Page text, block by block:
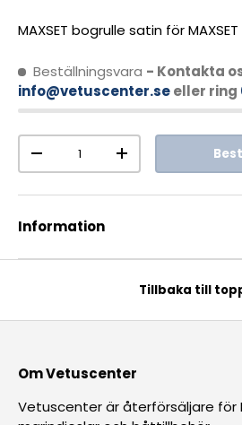
MAXSET bogrulle satin för
Beställningsvara - Kontakta
info@vetuscenter.seeller ring
Antal
-
+
Information
Tillbaka till
Om Vetuscenter
Vetuscenter är återförsäljare för